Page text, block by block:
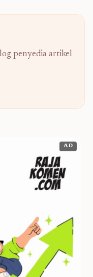
penyedia artikel
AD